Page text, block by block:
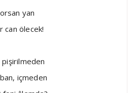
yan
can ölecek!
pişirilmeden
içmeden